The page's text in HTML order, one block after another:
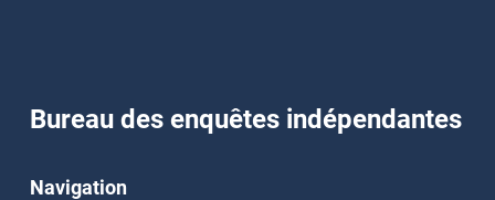
Bureau des enquêtes indépendantes
Navigation